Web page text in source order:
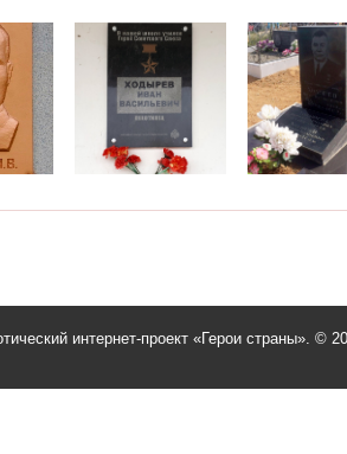
интернет-проект «Герои страны». ©